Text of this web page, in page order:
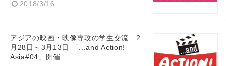
2018/3/16
アジアの映画・映像専攻の学生交流 2
月28日～3月13日 「...and Action!
Asia#04」開催